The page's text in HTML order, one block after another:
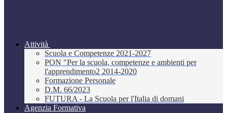
Attività
Scuola e Competenze 2021-2027
PON "Per la scuola, competenze e ambienti per
l'apprendimento2 2014-2020
Formazione Personale
D.M. 66/2023
FUTURA - La Scuola per l'Italia di domani
Agenzia Formativa